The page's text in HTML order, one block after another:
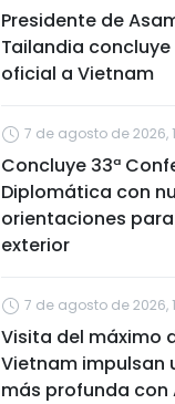
Presidente de
Tailandia
oficial a Vietnam
7 de agosto de 2026,
Concluye 33ª
Diplomática con
orientaciones
exterior
7 de agosto de 2026,
Visita del máximo
Vietnam impulsan
más profunda con